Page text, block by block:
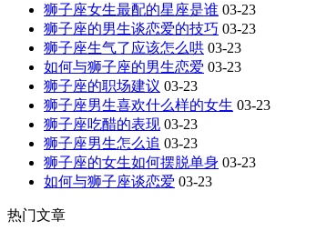
狮子座女生最配的星座是谁 03-23
狮子座的男生谈恋爱的技巧 03-23
狮子座生气了应该怎么哄 03-23
如何与狮子座的男生恋爱 03-23
狮子座的职场建议 03-23
狮子座男生喜欢什么样的女生 03-23
狮子座吃醋的表现 03-23
狮子座男生怎么追 03-23
狮子座的女生如何摆脱单身 03-23
如何与狮子座谈恋爱 03-23
热门文章